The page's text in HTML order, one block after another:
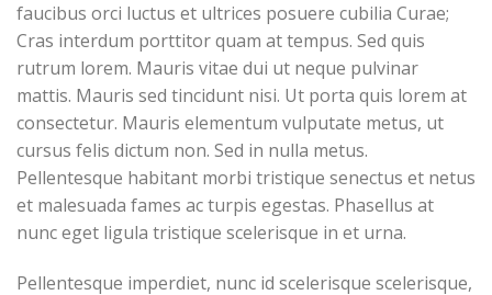
faucibus orci luctus et ultrices posuere cubilia Curae;
Cras interdum porttitor quam at tempus. Sed quis
rutrum lorem. Mauris vitae dui ut neque pulvinar
mattis. Mauris sed tincidunt nisi. Ut porta quis lorem at
consectetur. Mauris elementum vulputate metus, ut
cursus felis dictum non. Sed in nulla metus.
Pellentesque habitant morbi tristique senectus et netus
et malesuada fames ac turpis egestas. Phasellus at
nunc eget ligula tristique scelerisque in et urna.
Pellentesque imperdiet, nunc id scelerisque scelerisque,